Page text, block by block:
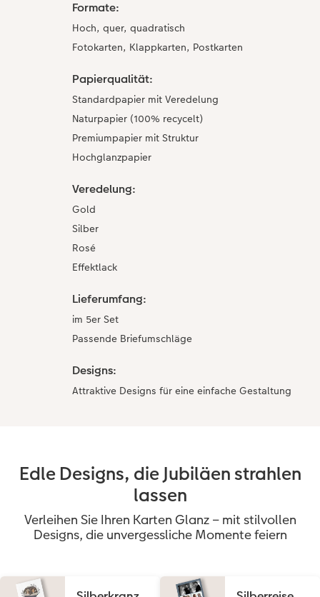
Formate:
Hoch, quer, quadratisch
Fotokarten, Klappkarten, Postkarten
Papierqualität:
Standardpapier mit Veredelung
Naturpapier (100% recycelt)
Premiumpapier mit Struktur
Hochglanzpapier
Veredelung:
Gold
Silber
Rosé
Effektlack
Lieferumfang:
im 5er Set
Passende Briefumschläge
Designs:
Attraktive Designs für eine einfache Gestaltung
Edle Designs, die Jubiläen strahlen
lassen
Verleihen Sie Ihren Karten Glanz – mit stilvollen
Designs, die unvergessliche Momente feiern